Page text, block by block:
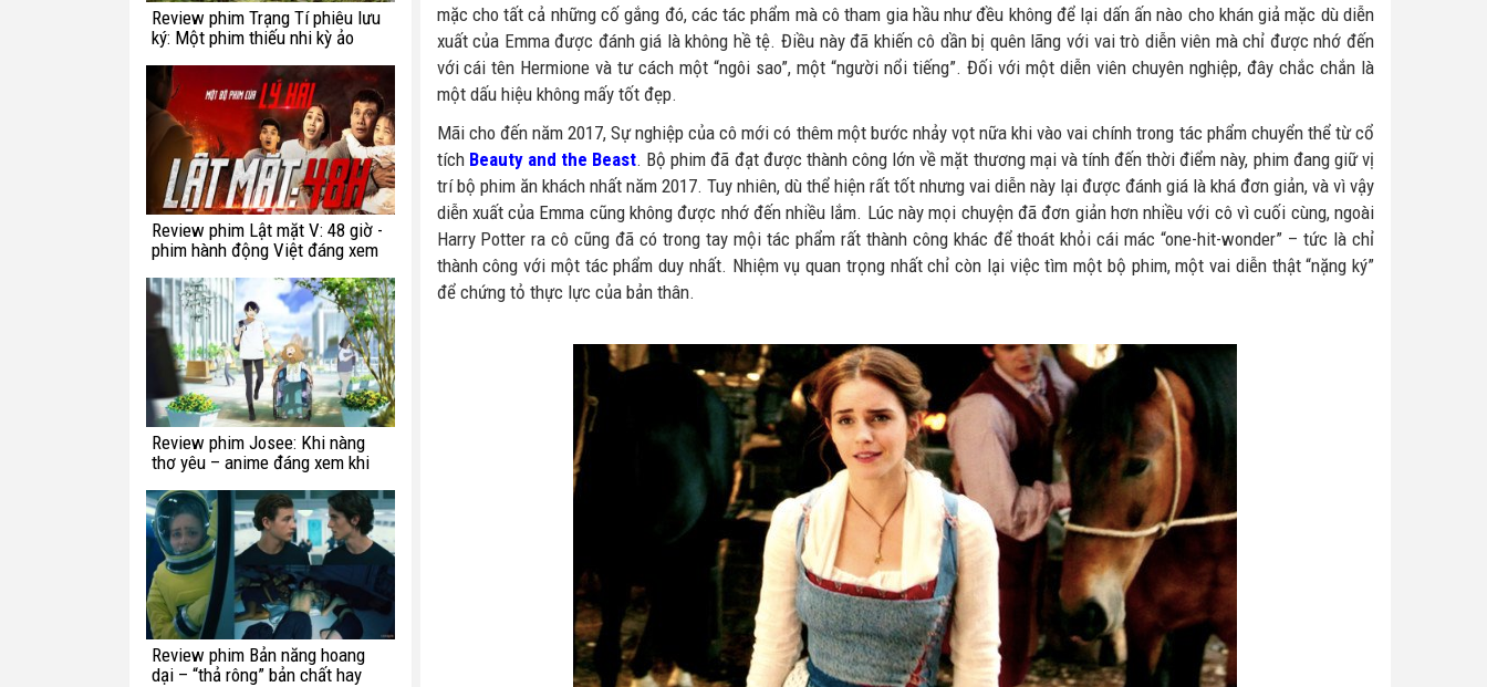
Review phim Trạng Tí phiêu lưu
ký: Một phim thiếu nhi kỳ ảo
Review phim Lật mặt V: 48 giờ -
phim hành động Việt đáng xem
Review phim Josee: Khi nàng
thơ yêu – anime đáng xem khi
Review phim Bản năng hoang
dại – “thả rông” bản chất hay
mặc cho tất cả những cố gắng đó, các tác phẩm mà cô tham gia hầu như đều không để lại dấn ấn nào cho khán giả mặc dù diễn
xuất của Emma được đánh giá là không hề tệ. Điều này đã khiến cô dần bị quên lãng với vai trò diễn viên mà chỉ được nhớ đến
với cái tên Hermione và tư cách một “ngôi sao”, một “người nổi tiếng”. Đối với một diễn viên chuyên nghiệp, đây chắc chắn là
một dấu hiệu không mấy tốt đẹp.
Mãi cho đến năm 2017, Sự nghiệp của cô mới có thêm một bước nhảy vọt nữa khi vào vai chính trong tác phẩm chuyển thể từ cổ
tích Beauty and the Beast. Bộ phim đã đạt được thành công lớn về mặt thương mại và tính đến thời điểm này, phim đang giữ vị
trí bộ phim ăn khách nhất năm 2017. Tuy nhiên, dù thể hiện rất tốt nhưng vai diễn này lại được đánh giá là khá đơn giản, và vì vậy
diễn xuất của Emma cũng không được nhớ đến nhiều lắm. Lúc này mọi chuyện đã đơn giản hơn nhiều với cô vì cuối cùng, ngoài
Harry Potter ra cô cũng đã có trong tay mội tác phẩm rất thành công khác để thoát khỏi cái mác “one-hit-wonder” – tức là chỉ
thành công với một tác phẩm duy nhất. Nhiệm vụ quan trọng nhất chỉ còn lại việc tìm một bộ phim, một vai diễn thật “nặng ký”
để chứng tỏ thực lực của bản thân.